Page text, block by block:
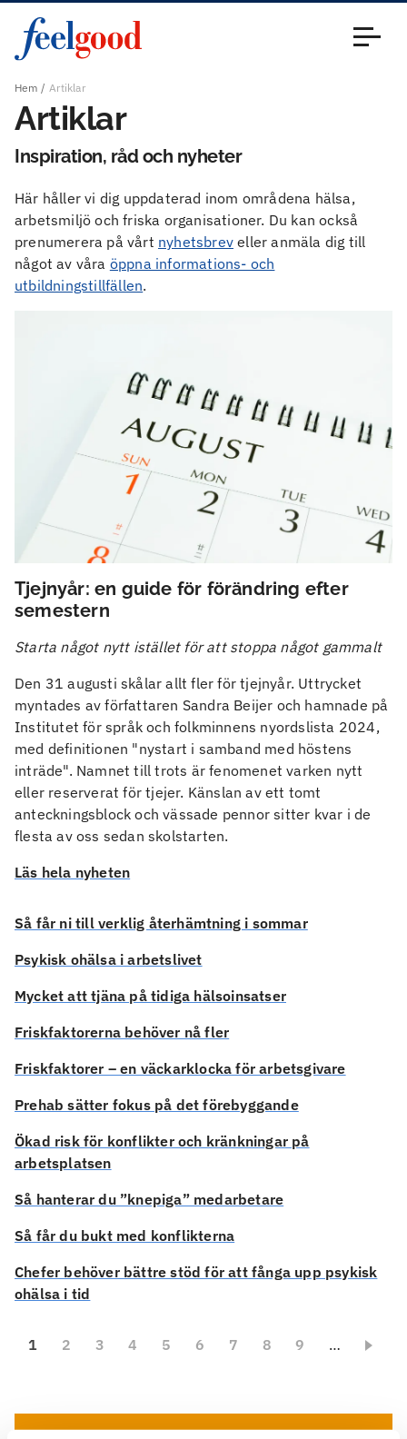
Hem Artiklar
Artiklar
Inspiration, råd och nyheter
Här håller vi dig uppdaterad inom områdena hälsa,
arbetsmiljö och friska organisationer. Du kan också
prenumerera på vårt nyhetsbrev eller anmäla dig till
något av våra öppna informations- och
utbildningstillfällen.
Tjejnyår: en guide för förändring efter
semestern
Starta något nytt istället för att stoppa något gammalt
Den 31 augusti skålar allt fler för tjejnyår. Uttrycket
myntades av författaren Sandra Beijer och hamnade på
Institutet för språk och folkminnens nyordslista 2024,
med definitionen "nystart i samband med höstens
inträde". Namnet till trots är fenomenet varken nytt
eller reserverat för tjejer. Känslan av ett tomt
anteckningsblock och vässade pennor sitter kvar i de
flesta av oss sedan skolstarten.
Läs hela nyheten
Så får ni till verklig återhämtning i sommar
Psykisk ohälsa i arbetslivet
Mycket att tjäna på tidiga hälsoinsatser
Friskfaktorerna behöver nå fler
Friskfaktorer – en väckarklocka för arbetsgivare
Prehab sätter fokus på det förebyggande
Ökad risk för konflikter och kränkningar på
arbetsplatsen
Så hanterar du ”knepiga” medarbetare
Så får du bukt med konflikterna
Chefer behöver bättre stöd för att fånga upp psykisk
ohälsa i tid
1 2 3 4 5 6 7 8 9 …